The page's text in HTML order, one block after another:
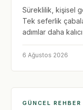
Süreklilik, kişisel
Tek seferlik
adımlar daha
6 Ağustos 2026
GÜNCEL REHBER